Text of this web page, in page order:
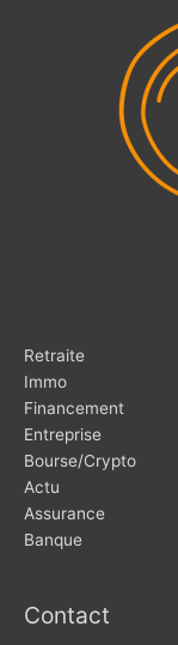
Retraite
Immo
Financement
Entreprise
Bourse/Crypto
Actu
Assurance
Banque
Contact